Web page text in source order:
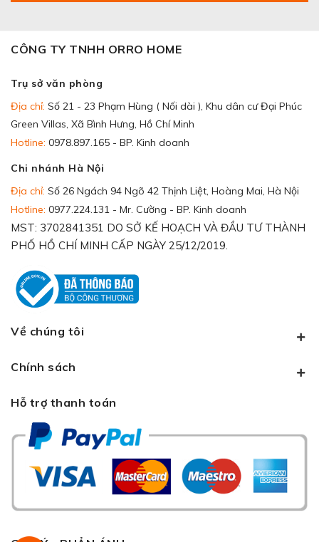
CÔNG TY TNHH ORRO HOME
Trụ sở văn phòng
Địa chỉ: Số 21 - 23 Phạm Hùng ( Nối dài ), Khu dân cư Đại Phúc
Green Villas, Xã Bình Hưng, Hồ Chí Minh
Hotline: 0978.897.165 - BP. Kinh doanh
Chi nhánh Hà Nội
Địa chỉ: Số 26 Ngách 94 Ngõ 42 Thịnh Liệt, Hoàng Mai, Hà Nội
Hotline: 0977.224.131 - Mr. Cường - BP. Kinh doanh
MST: 3702841351 DO SỞ KẾ HOẠCH VÀ ĐẦU TƯ THÀNH
PHỐ HỒ CHÍ MINH CẤP NGÀY 25/12/2019.
Về chúng tôi
Chính sách
Hỗ trợ thanh toán